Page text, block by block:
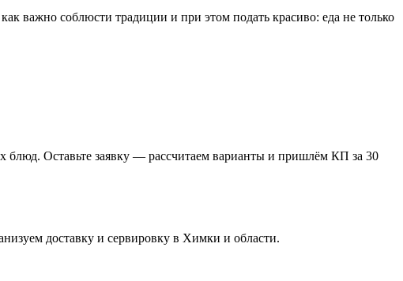
важно соблюсти традиции и при этом подать красиво: еда не только
блюд. Оставьте заявку — рассчитаем варианты и пришлём КП за 30
доставку и сервировку в Химки и области.